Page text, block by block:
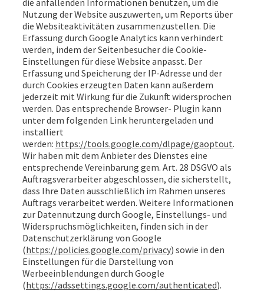
die anfallenden Informationen benutzen, um die
Nutzung der Website auszuwerten, um Reports über
die Websiteaktivitäten zusammenzustellen. Die
Erfassung durch Google Analytics kann verhindert
werden, indem der Seitenbesucher die Cookie-
Einstellungen für diese Website anpasst. Der
Erfassung und Speicherung der IP-Adresse und der
durch Cookies erzeugten Daten kann außerdem
jederzeit mit Wirkung für die Zukunft widersprochen
werden. Das entsprechende Browser- Plugin kann
unter dem folgenden Link heruntergeladen und
installiert
werden: https://tools.google.com/dlpage/gaoptout.
Wir haben mit dem Anbieter des Dienstes eine
entsprechende Vereinbarung gem. Art. 28 DSGVO als
Auftragsverarbeiter abgeschlossen, die sicherstellt,
dass Ihre Daten ausschließlich im Rahmen unseres
Auftrags verarbeitet werden. Weitere Informationen
zur Datennutzung durch Google, Einstellungs- und
Widerspruchsmöglichkeiten, finden sich in der
Datenschutzerklärung von Google
(https://policies.google.com/privacy) sowie in den
Einstellungen für die Darstellung von
Werbeeinblendungen durch Google
(https://adssettings.google.com/authenticated).